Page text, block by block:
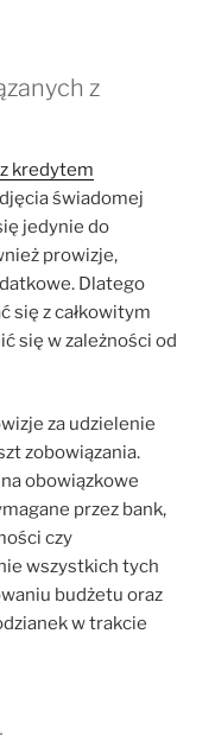
z
kredytem
świadomej
jedynie do
prowizje,
Dlatego
się z całkowitym
się w zależności od
za udzielenie
zobowiązania.
obowiązkowe
przez bank,
czy
wszystkich tych
budżetu oraz
w trakcie